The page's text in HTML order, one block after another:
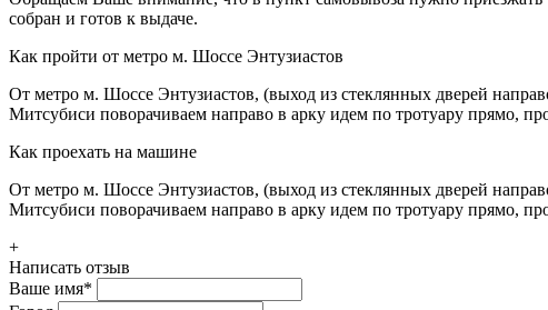
собран и готов к выдаче.
Как пройти от метро м. Шоссе Энтузиастов
От метро м. Шоссе Энтузиастов, (выход из стеклянных дверей
Митсубиси поворачиваем направо в арку идем по тротуару прямо,
Как проехать на машине
От метро м. Шоссе Энтузиастов, (выход из стеклянных дверей
Митсубиси поворачиваем направо в арку идем по тротуару прямо,
+
Написать отзыв
Ваше имя*